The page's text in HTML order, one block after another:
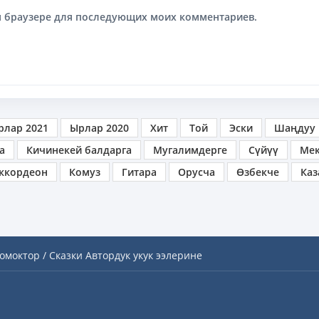
браузере для последующих моих комментариев.
2021 Ырлар 2020 Хит Той Эски
Шаңдуу
Кичинекей балдарга Мугалимдерге Сүйүү
Комуз Гитара Орусча Өзбекче
/ Сказки Автордук укук ээлерине